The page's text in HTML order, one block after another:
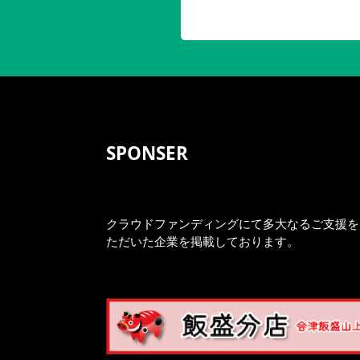
SPONSER
クラウドファンディングにて多大なるご支援
ただいた企業を掲載しております。